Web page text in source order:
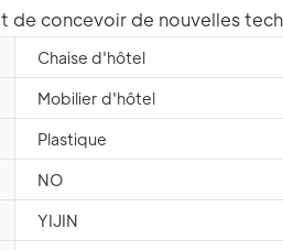
concevoir de nouvelles
Chaise d'hôtel
Mobilier d'hôtel
Plastique
NO
YIJIN